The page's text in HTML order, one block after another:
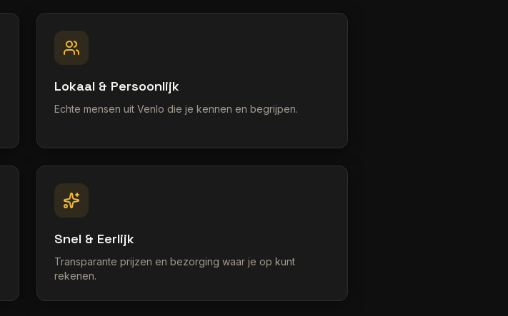
Lokaal & Persoonlijk
Echte mensen uit Venlo die je kennen en begrijpen.
Snel & Eerlijk
Transparante prijzen en bezorging waar je op kunt
rekenen.